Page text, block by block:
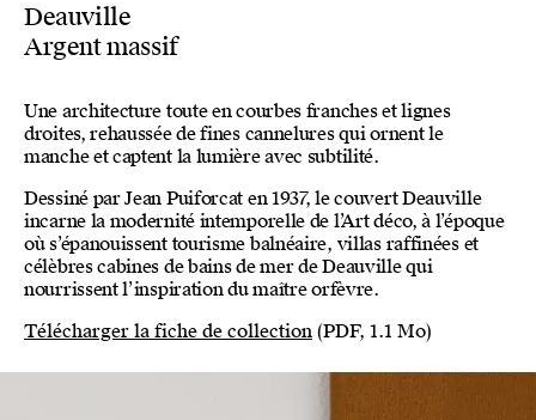
Deauville
Argent massif
Une architecture toute en courbes franches et lignes
droites, rehaussée de fines cannelures qui ornent le
manche et captent la lumière avec subtilité.
Dessiné par Jean Puiforcat en 1937, le couvert Deauville
incarne la modernité intemporelle de l’Art déco, à l’époque
où s’épanouissent tourisme balnéaire, villas raffinées et
célèbres cabines de bains de mer de Deauville qui
nourrissent l’inspiration du maître orfèvre.
Télécharger la fiche de collection (PDF, 1.1 Mo)